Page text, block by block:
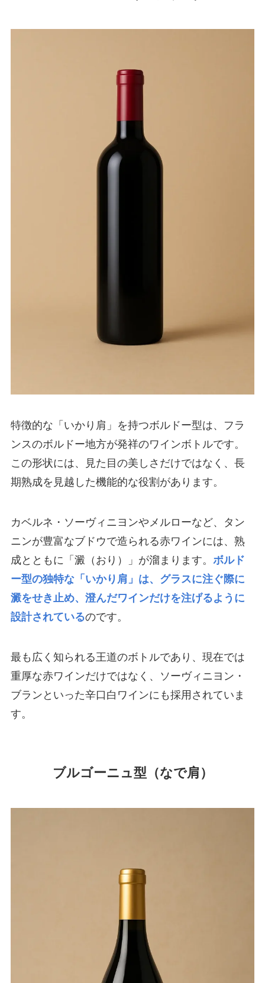
特徴的な「いかり肩」を持つボルドー型は、フラ
ンスのボルドー地方が発祥のワインボトルです。
この形状には、見た目の美しさだけではなく、長
期熟成を見越した機能的な役割があります。
カベルネ・ソーヴィニヨンやメルローなど、タン
ニンが豊富なブドウで造られる赤ワインには、熟
成とともに「澱（おり）」が溜まります。 ボルド
ー型の独特な「いかり肩」は、グラスに注ぐ際に
澱をせき止め、澄んだワインだけを注げるように
設計されているのです。
最も広く知られる王道のボトルであり、現在では
重厚な赤ワインだけではなく、ソーヴィニヨン・
ブランといった辛口白ワインにも採用されていま
す。
ブルゴーニュ型（なで肩）